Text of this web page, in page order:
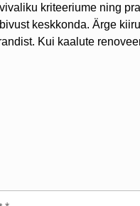
kriteeriume ning
keskkonda. Ärge
Kui kaalute